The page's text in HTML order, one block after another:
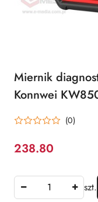
Miernik
Konnwei
(0)
Cena:
238.80
szt.